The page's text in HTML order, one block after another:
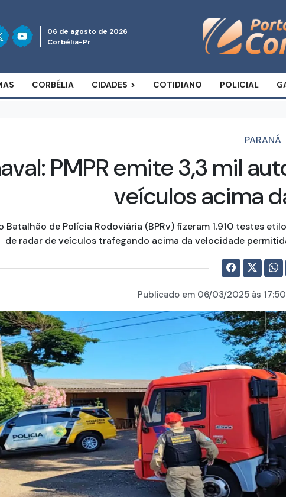
06 de agosto de 2026
Corbélia-Pr
CORBÉLIA CIDADES COTIDIANO POLICIAL
PARANÁ
PMPR emite 3,3 mil
veículos acima
Batalhão de Polícia Rodoviária (BPRv) fizeram 1.910 testes
de radar de veículos trafegando acima da velocidade
Publicado em 06/03/2025 às